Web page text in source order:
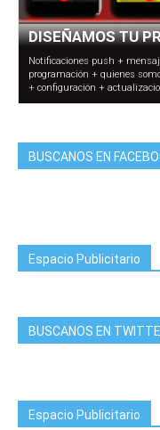
BUSCANOS EN
Espacio Publicitario
BUSCANOS EN
Espacio Publicitario